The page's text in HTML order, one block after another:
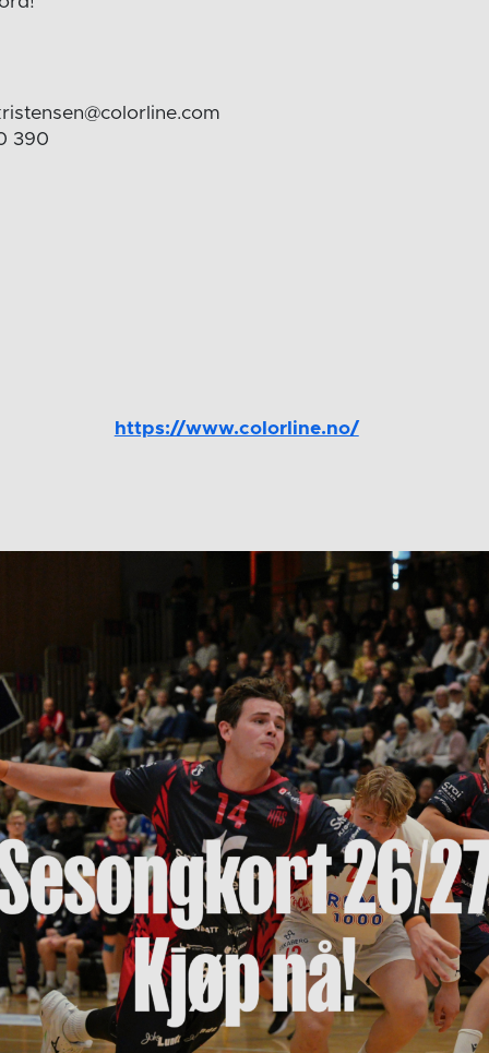
390
https://www.colorline.no/